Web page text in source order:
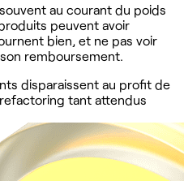
au courant du poids
peuvent avoir
bien, et ne pas voir
remboursement.
disparaissent au profit de
tant attendus